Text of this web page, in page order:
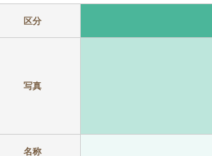
区分
写真
名称